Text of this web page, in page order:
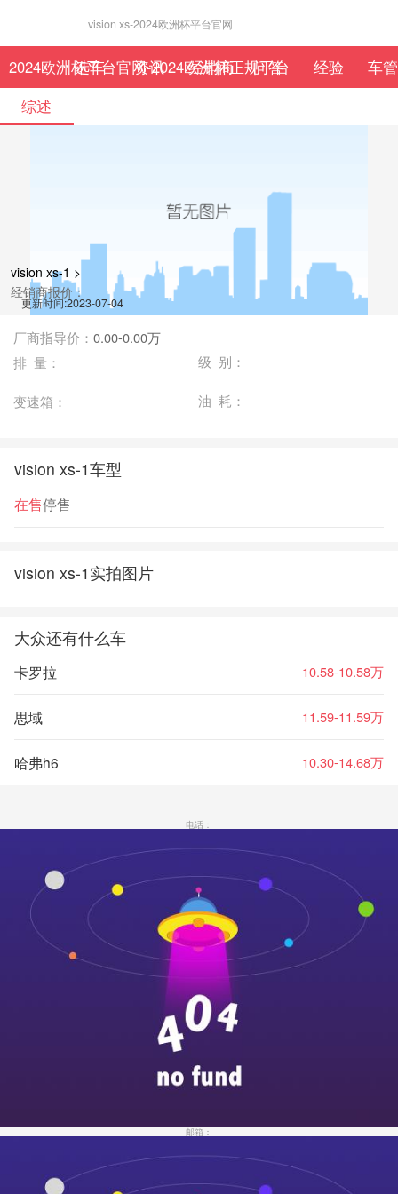
vision xs-2024欧洲杯平台官网
2024欧洲杯平台官网-2024欧洲杯正规平台
选车 资讯 经销商 问答 经验
车
综述
vision xs-1 >
经销商报价：
更新时间:2023-07-04
厂商指导价： 0.00-0.00万
排 量：
级 别：
变速箱： 油 耗：
vision xs-1车型
在售停售
vision xs-1实拍图片
大众还有什么车
卡罗拉 10.58-10.58万
思域 11.59-11.59万
哈弗h6 10.30-14.68万
电话：
邮箱：